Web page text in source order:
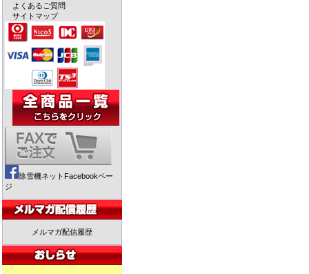
よくあるご質問
サイトマップ
除雪機ネットFacebookペー
ジ
メルマガ配信履歴